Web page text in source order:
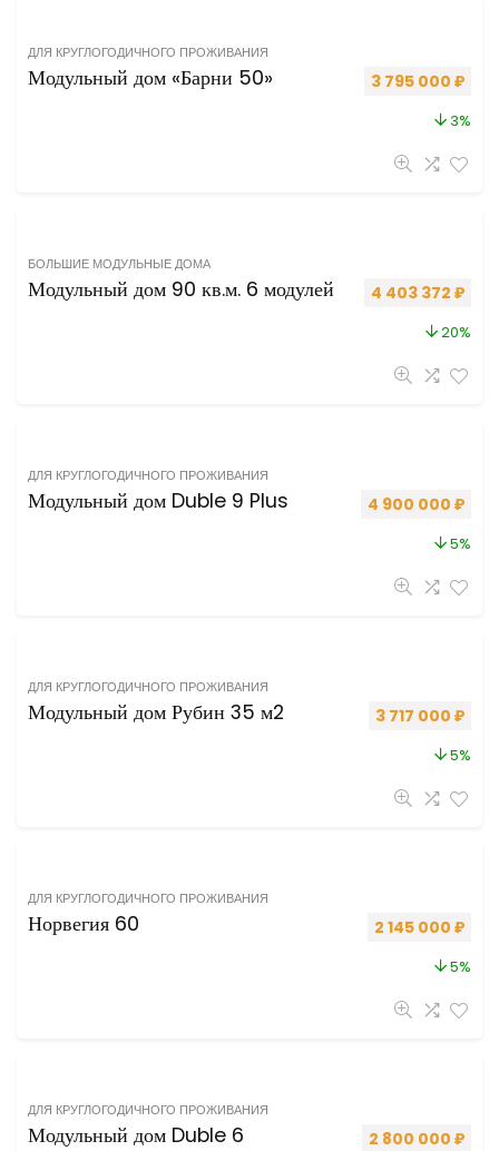
ДЛЯ КРУГЛОГОДИЧНОГО ПРОЖИВАНИЯ
Модульный дом «Барни 50» 3 795 000 ₽
3%
БОЛЬШИЕ МОДУЛЬНЫЕ ДОМА
Модульный дом 90 кв.м. 6 модулей 4 403 372 ₽
20%
ДЛЯ КРУГЛОГОДИЧНОГО ПРОЖИВАНИЯ
Модульный дом Duble 9 Plus 4 900 000 ₽
5%
ДЛЯ КРУГЛОГОДИЧНОГО ПРОЖИВАНИЯ
Модульный дом Рубин 35 м2 3 717 000 ₽
5%
ДЛЯ КРУГЛОГОДИЧНОГО ПРОЖИВАНИЯ
Норвегия 60 2 145 000 ₽
5%
ДЛЯ КРУГЛОГОДИЧНОГО ПРОЖИВАНИЯ
Модульный дом Duble 6 2 800 000 ₽